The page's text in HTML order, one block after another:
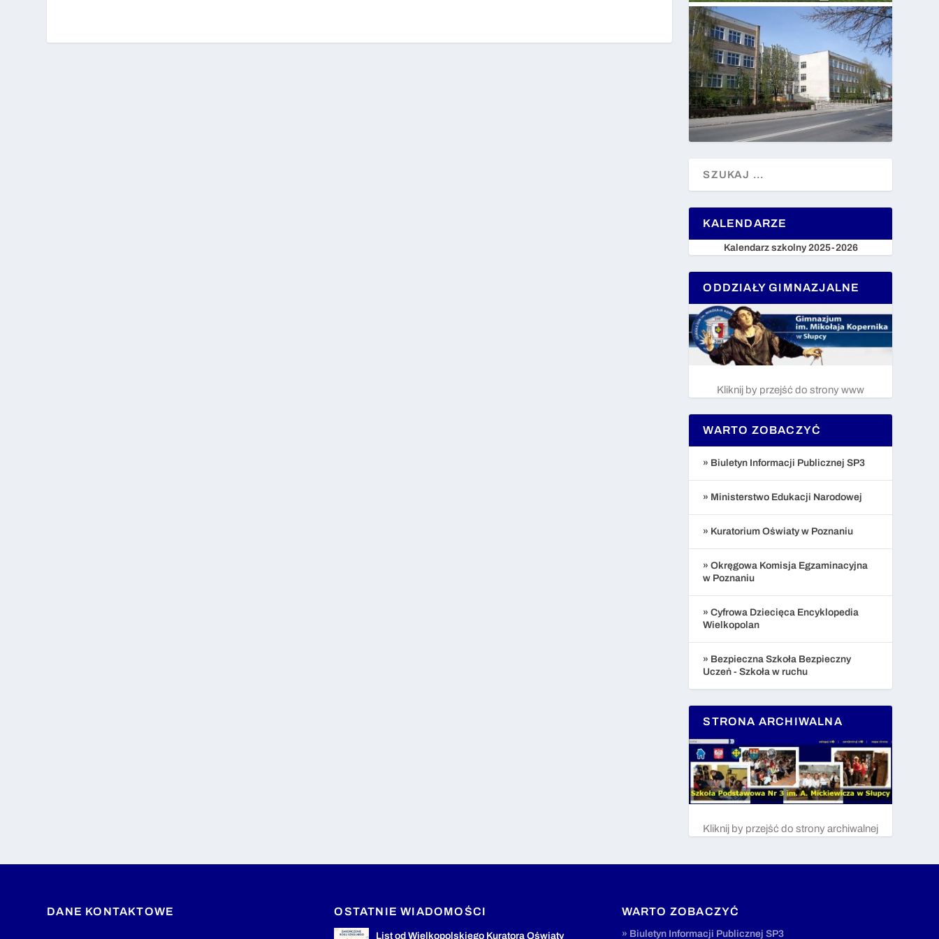
KALENDARZE
Kalendarz szkolny 2025-2026
ODDZIAŁY GIMNAZJALNE
Kliknij by przejść do strony www
WARTO ZOBACZYĆ
» Biuletyn Informacji Publicznej SP3
» Ministerstwo Edukacji Narodowej
» Kuratorium Oświaty w Poznaniu
» Okręgowa Komisja Egzaminacyjna
w Poznaniu
» Cyfrowa Dziecięca Encyklopedia
Wielkopolan
» Bezpieczna Szkoła Bezpieczny
Uczeń - Szkoła w ruchu
STRONA ARCHIWALNA
Kliknij by przejść do strony archiwalnej
DANE KONTAKTOWE OSTATNIE WIADOMOŚCI
List od Wielkopolskiego Kuratora Oświaty
WARTO ZOBACZYĆ
» Biuletyn Informacji Publicznej SP3